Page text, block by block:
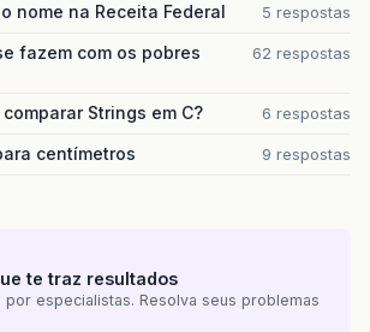
nome na Receita Federal 5 respostas
fazem com os pobres
62 respostas
Strings em C? 6 respostas
centímetros 9 respostas
te traz resultados
por especialistas. Resolva seus problemas